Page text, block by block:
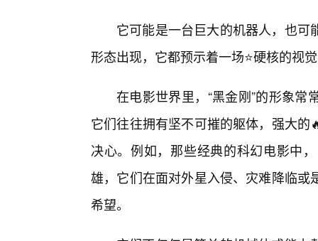
它可能是一台巨大的机器人，也
形态出现，它都预示着一场⭐硬核的视
在电影世界里，“黑金刚”的形象
它们往往拥有坚不可摧的躯体，强大
决心。例如，那些经典的科幻电影中
雄，它们在面对外星入侵、灾难降临
希望。